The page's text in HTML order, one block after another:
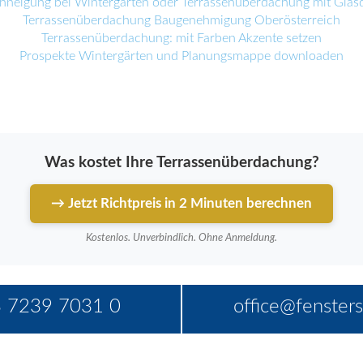
Terrassenüberdachung Baugenehmigung Oberösterreich
Terrassenüberdachung: mit Farben Akzente setzen
Prospekte Wintergärten und Planungsmappe downloaden
Was kostet Ihre Terrassenüberdachung?
→ Jetzt Richtpreis in 2 Minuten berechnen
Kostenlos. Unverbindlich. Ohne Anmeldung.
7239 7031 0